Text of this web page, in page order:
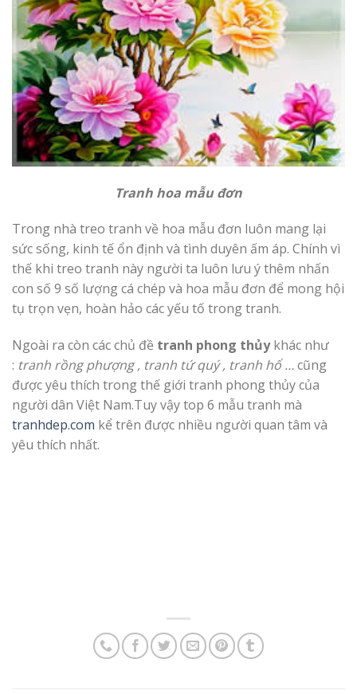
Tranh hoa mẫu đơn
Trong nhà treo tranh về hoa mẫu đơn luôn mang lại
sức sống, kinh tế ổn định và tình duyên ấm áp. Chính vì
thế khi treo tranh này người ta luôn lưu ý thêm nhấn
con số 9 số lượng cá chép và hoa mẫu đơn để mong hội
tụ trọn vẹn, hoàn hảo các yếu tố trong tranh.
Ngoài ra còn các chủ đề tranh phong thủykhác như
: tranh rồng phượng , tranh tứ quý , tranh hổ …cũng
được yêu thích trong thế giới tranh phong thủy của
người dân Việt Nam.Tuy vậy top 6 mẫu tranh mà
tranhdep.com kể trên được nhiều người quan tâm và
yêu thích nhất.